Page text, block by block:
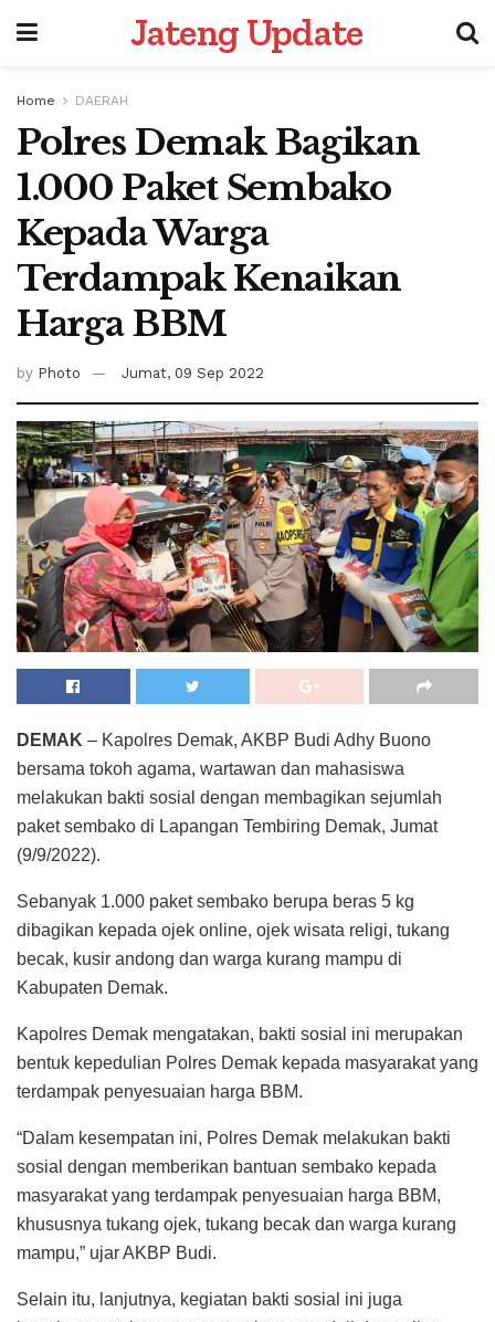
Jateng Update
Home DAERAH
Polres Demak Bagikan
1.000 Paket Sembako
Kepada Warga
Terdampak Kenaikan
Harga BBM
by Photo Jumat, 09 Sep 2022
DEMAK – Kapolres Demak, AKBP Budi Adhy Buono
bersama tokoh agama, wartawan dan mahasiswa
melakukan bakti sosial dengan membagikan sejumlah
paket sembako di Lapangan Tembiring Demak, Jumat
(9/9/2022).
Sebanyak 1.000 paket sembako berupa beras 5 kg
dibagikan kepada ojek online, ojek wisata religi, tukang
becak, kusir andong dan warga kurang mampu di
Kabupaten Demak.
Kapolres Demak mengatakan, bakti sosial ini merupakan
bentuk kepedulian Polres Demak kepada masyarakat yang
terdampak penyesuaian harga BBM.
“Dalam kesempatan ini, Polres Demak melakukan bakti
sosial dengan memberikan bantuan sembako kepada
masyarakat yang terdampak penyesuaian harga BBM,
khususnya tukang ojek, tukang becak dan warga kurang
mampu,” ujar AKBP Budi.
Selain itu, lanjutnya, kegiatan bakti sosial ini juga